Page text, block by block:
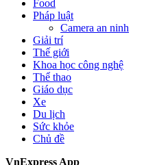
Food
Pháp luật
Camera an ninh
Giải trí
Thế giới
Khoa học công nghệ
Thể thao
Giáo dục
Xe
Du lịch
Sức khỏe
Chủ đề
VnExpress App